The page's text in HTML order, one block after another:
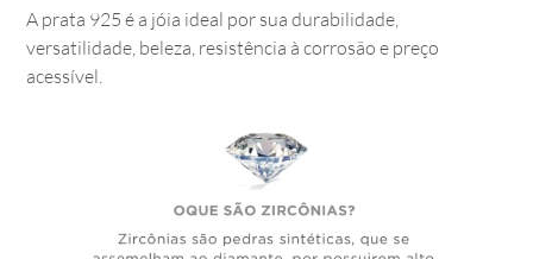
A prata 925 é a jóia ideal por sua durabilidade,
versatilidade, beleza, resistência à corrosão e preço
acessível.